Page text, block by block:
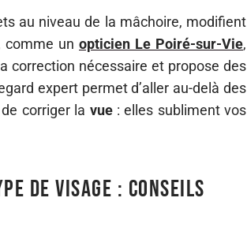
au niveau de la mâchoire, modifient
comme un opticien Le Poiré-sur-Vie,
correction nécessaire et propose des
expert permet d’aller au-delà des
corriger la vue: elles subliment vos
de visage : conseils